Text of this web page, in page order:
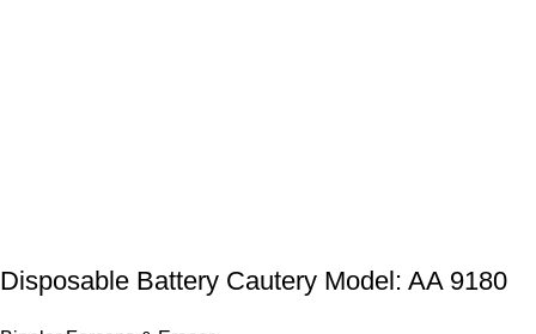
Disposable Battery Cautery Model: AA 9180